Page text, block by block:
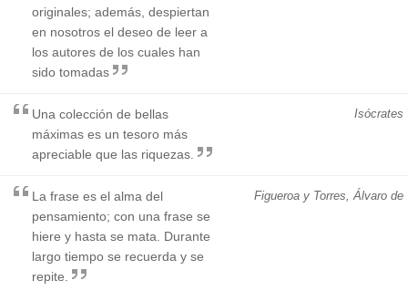
originales; además, despiertan
en nosotros el deseo de leer a
los autores de los cuales han
sido tomadas
Isócrates
Una colección de bellas
máximas es un tesoro más
apreciable que las riquezas.
Figueroa y Torres, Álvaro de
La frase es el alma del
pensamiento; con una frase se
hiere y hasta se mata. Durante
largo tiempo se recuerda y se
repite.